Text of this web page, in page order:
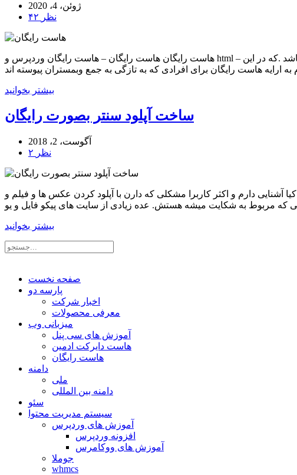
ژوئن، 4، 2020
۴۲ نظر
هاست رایگان هاست رایگان – هاست رایگان وردپرس و html – هاست رایگان همیشگی یکی از اهداف بلند مدت و همیشگی سایت پارسه دو اشاعه فرهنگ و شعار ” هر ایرانی یک سایت ” می باشد .که در این
بیشتر بخوانید
ساخت آپلود سنتر بصورت رایگان
آگوست، 2، 2018
۲ نظر
دارم و اکثر کاربرا مشکلی که دارن با آپلود کردن عکس ها و فیلم و
بیشتر بخوانید
صفحه نخست
پارسه دو
اخبار شرکت
معرفی محصولات
میزبانی وب
آموزش های سی پنل
هاست دایرکت ادمین
هاست رایگان
دامنه
ملی
دامنه بین المللی
سئو
سیستم مدیریت محتوا
آموزش های وردپرس
افزونه وردپرس
آموزش های ووکامرس
جوملا
whmcs